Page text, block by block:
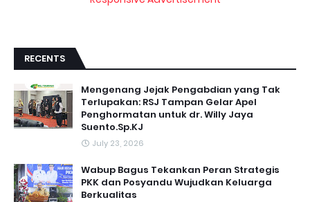
RECENTS
Mengenang Jejak Pengabdian yang Tak
Terlupakan: RSJ Tampan Gelar Apel
Penghormatan untuk dr. Willy Jaya
Suento.Sp.KJ
July 23, 2026
Wabup Bagus Tekankan Peran Strategis
PKK dan Posyandu Wujudkan Keluarga
Berkualitas